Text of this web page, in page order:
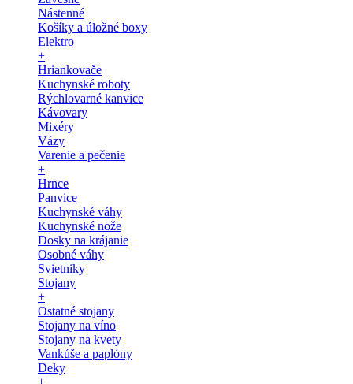
Nástenné
Košíky a úložné boxy
Elektro
+
Hriankovače
Kuchynské roboty
Rýchlovarné kanvice
Kávovary
Mixéry
Vázy
Varenie a pečenie
+
Hrnce
Panvice
Kuchynské váhy
Kuchynské nože
Dosky na krájanie
Osobné váhy
Svietniky
Stojany
+
Ostatné stojany
Stojany na víno
Stojany na kvety
Vankúše a paplóny
Deky